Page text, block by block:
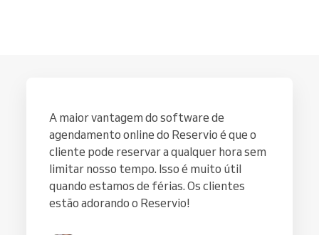
A maior vantagem do software de
agendamento online do Reservio é que o
cliente pode reservar a qualquer hora sem
limitar nosso tempo. Isso é muito útil
quando estamos de férias. Os clientes
estão adorando o Reservio!